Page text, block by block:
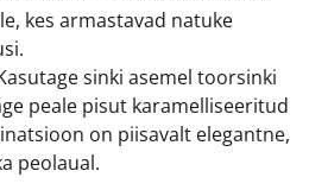
kes armastavad natuke
sinki asemel toorsinki
peale pisut karamelliseeritud
on piisavalt elegantne,
peolaual.